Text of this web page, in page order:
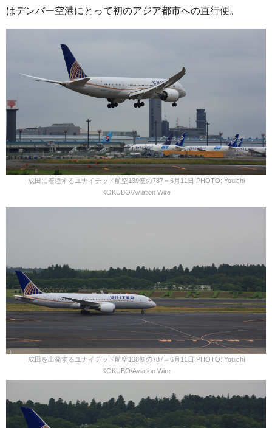
はデンバー空港にとって初のアジア都市への直行便。
成田に着陸するユナイテッド航空139便の787＝6月11日 PHOTO: Youichi
KOKUBO/Aviation Wire
成田を出発するユナイテッド航空138便の787＝6月11日 PHOTO: Youichi
KOKUBO/Aviation Wire